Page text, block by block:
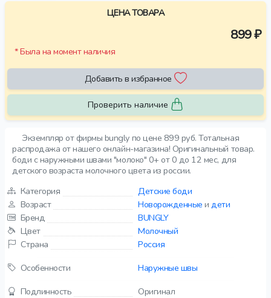
Экземпляр от фирмы bungly по цене 899 руб. Тотальная
распродажа от нашего онлайн-магазина! Оригинальный товар.
боди с наружными швами "молоко" 0+ от 0 до 12 мес, для
детского возраста молочного цвета из россии.
Категория
Детские боди
Возраст
Новорожденные идети
Бренд
BUNGLY
Цвет
Молочный
Страна
Россия
Особенности
Наружные швы
Подлинность
Оригинал
ЦЕНА ТОВАРА
899 ₽
* Была на момент наличия
Добавить в избранное
Проверить наличие